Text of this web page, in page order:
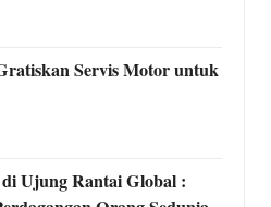
Servis Motor untuk
Ujung Rantai Global :